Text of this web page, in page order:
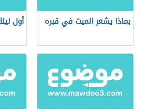
بماذا يشعر الميت في قبره أول